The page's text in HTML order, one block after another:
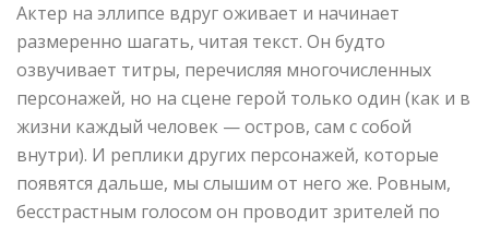
Актер на эллипсе вдруг оживает и начинает
размеренно шагать, читая текст. Он будто
озвучивает титры, перечисляя многочисленных
персонажей, но на сцене герой только один (как и в
жизни каждый человек — остров, сам с собой
внутри). И реплики других персонажей, которые
появятся дальше, мы слышим от него же. Ровным,
бесстрастным голосом он проводит зрителей по